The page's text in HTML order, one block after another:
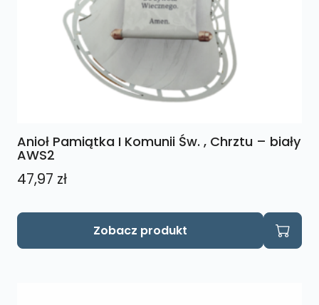
Anioł Pamiątka I Komunii Św. , Chrztu – biały
AWS2
47,97 zł
Zobacz produkt